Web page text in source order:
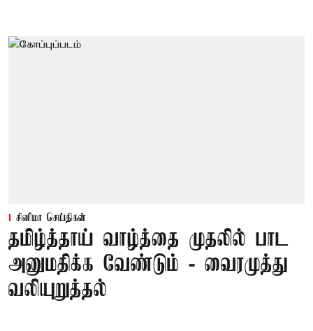
சினிமா செய்திகள்
தமிழ்த்தாய் வாழ்த்தை முதலில் பாட
அனுமதிக்க வேண்டும் - வைரமுத்து
வலியுறுத்தல்